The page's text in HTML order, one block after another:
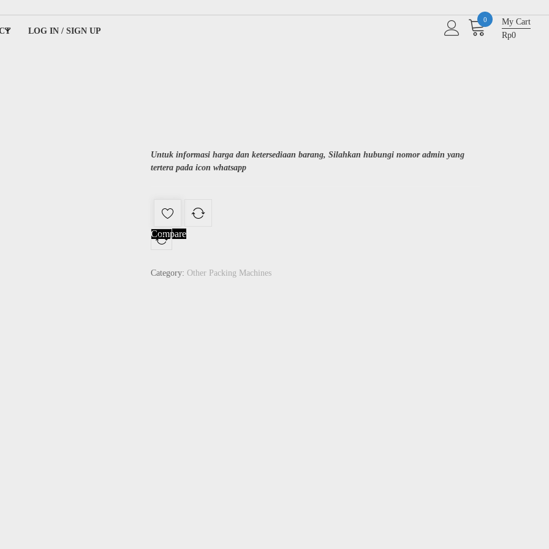
LOG IN / SIGN UP
0
My Cart
Rp0
Untuk informasi harga dan ketersediaan barang, Silahkan hubungi nomor admin yang
tertera pada icon whatsapp
Compare
Category:Other Packing Machines